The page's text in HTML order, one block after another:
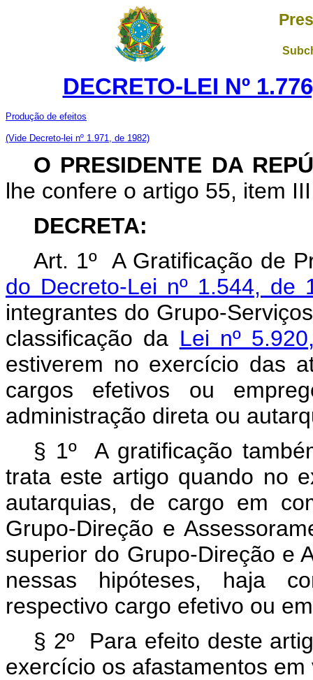
DECRETO-LEI Nº
Produção de efeitos
(Vide Decreto-lei nº 1.971, de 1982)
O PRESIDENTE DA
lhe confere o artigo 55, item
DECRETA:
Art. 1º A Gratificação de
do Decreto-Lei nº 1.544, de
integrantes do Grupo-
classificação da Lei nº
estiverem no exercício das
cargos efetivos ou
administração direta ou
§ 1º A gratificação
trata este artigo quando no
autarquias, de cargo em
Grupo-Direção e
superior do Grupo-Direção e
nessas hipóteses, haja
respectivo cargo efetivo ou
§ 2º Para efeito deste
exercício os afastamentos em